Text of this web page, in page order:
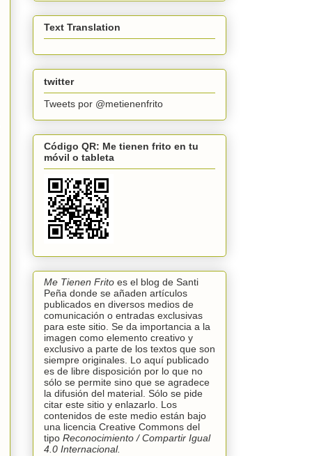
Text Translation
twitter
Tweets por @metienenfrito
Código QR: Me tienen frito en tu
móvil o tableta
Me Tienen Frito es el blog de Santi
Peña donde se añaden artículos
publicados en diversos medios de
comunicación o entradas exclusivas
para este sitio. Se da importancia a la
imagen como elemento creativo y
exclusivo a parte de los textos que son
siempre originales. Lo aquí publicado
es de libre disposición por lo que no
sólo se permite sino que se agradece
la difusión del material. Sólo se pide
citar este sitio y enlazarlo. Los
contenidos de este medio están bajo
una licencia Creative Commons del
tipo Reconocimiento /Compartir Igual
4.0 Internacional.